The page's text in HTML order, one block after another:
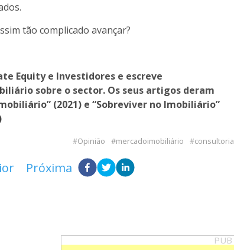
tão complicado avançar?
Equity e Investidores e escreve
sobre o sector. Os seus artigos deram
(2021) e “Sobreviver no Imobiliário”
Opinião mercadoimobiliário consultoria
Próxima
PUB